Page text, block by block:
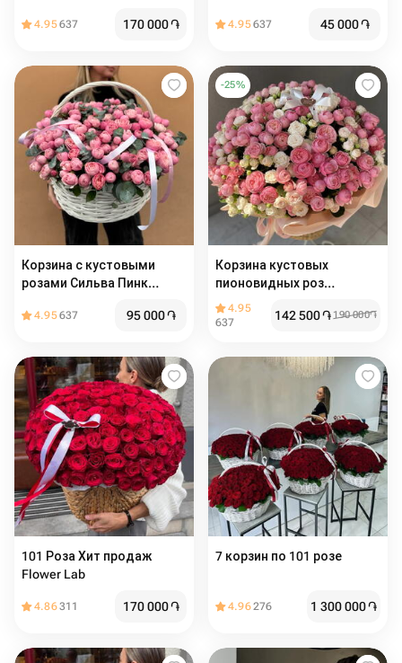
4.95637 170 000֏ 4.95637 45 000֏
Корзина с кустовыми
розами Сильва Пинк
4.95637 95 000֏
-25%
Корзина кустовых
пионовидных роз
«Розовая Гармония»
Flower Lab
4.95
637
142 500֏ 190 000֏
101 Роза Хит продаж
Flower Lab
4.86311 170 000֏
7 корзин по 101 розе
4.96276 1 300 000֏